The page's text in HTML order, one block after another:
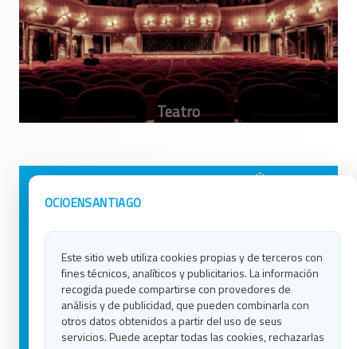
OCIOENSANTIAGO
Este sitio web utiliza cookies propias y de terceros con
fines técnicos, analíticos y publicitarios. La información
recogida puede compartirse con provedores de
análisis y de publicidad, que pueden combinarla con
otros datos obtenidos a partir del uso de seus
servicios. Puede aceptar todas las cookies, rechazarlas
Avisos Legales
Contacto
Política de Cookies
Ocio en Lugo
Ocio en Ourense
Ocio en Pontevedra
Ocio en Santiago
Ocio en Vigo